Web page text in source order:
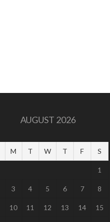
AUGUST 2026
M T W T F S
1
3 4 5 6 7 8
10 11 12 13 14 15